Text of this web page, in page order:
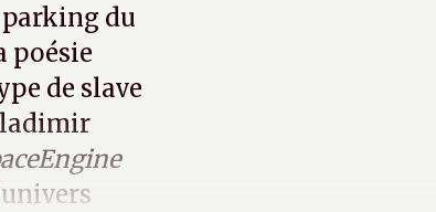
du
poésie
de slave